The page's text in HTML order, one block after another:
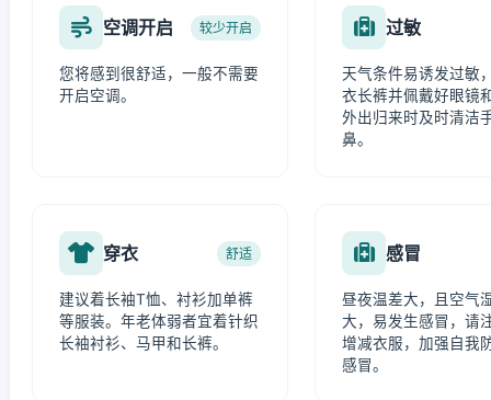
空调开启 较少开启
您将感到很舒适，一般不需要
开启空调。
过敏
天气条件易诱发过敏
衣长裤并佩戴好眼镜
外出归来时及时清洁
鼻。
穿衣 舒适
建议着长袖T恤、衬衫加单裤
等服装。年老体弱者宜着针织
长袖衬衫、马甲和长裤。
感冒
昼夜温差大，且空气
大，易发生感冒，请
增减衣服，加强自我
感冒。